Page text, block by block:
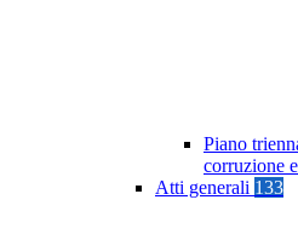
Piano
corruzione
Atti generali 133